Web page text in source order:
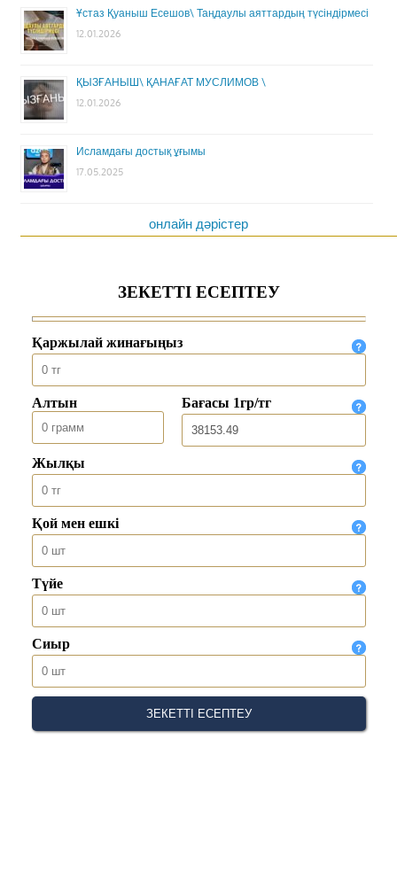
Ұстаз Қуаныш Есешов\ Таңдаулы аяттардың түсіндірмесі
12.01.2026
ҚЫЗҒАНЫШ\ ҚАНАҒАТ МУСЛИМОВ \
12.01.2026
Исламдағы достық ұғымы
17.05.2025
онлайн дәрістер